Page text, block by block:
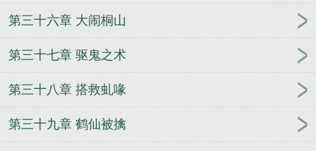
第三十六章 大闹桐山
第三十七章 驱鬼之术
第三十八章 搭救虬喙
第三十九章 鹤仙被擒